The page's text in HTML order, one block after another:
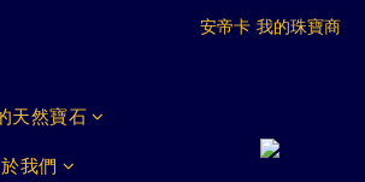
Antica My Jeweller
安帝卡 我的珠寶商
天然寶石
我們